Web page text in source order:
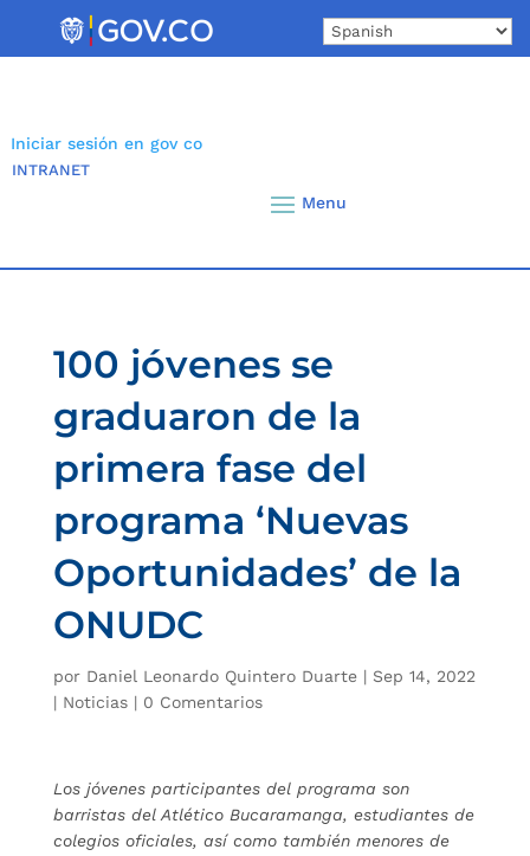
Iniciar sesión en gov co
INTRANET
100 jóvenes se
graduaron de la
primera fase del
programa ‘Nuevas
Oportunidades’ de la
ONUDC
por Daniel Leonardo Quintero Duarte| Sep 14, 2022
| Noticias| 0 Comentarios
Los jóvenes participantes del programa son
barristas del Atlético Bucaramanga, estudiantes de
colegios oficiales, así como también menores de